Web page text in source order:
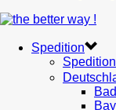
Spedition
Spedition